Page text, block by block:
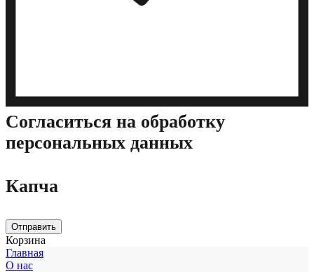
Cогласиться на обработку
персональных данных
Капча
Отправить
Корзина
Главная
О нас